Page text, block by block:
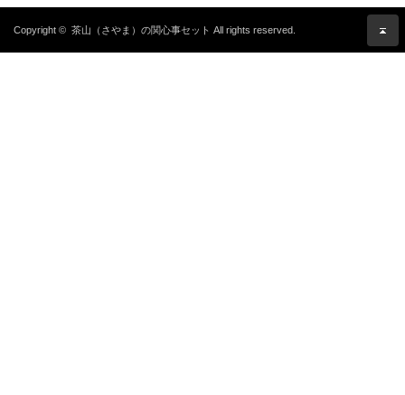
Copyright © 茶山（さやま）の関心事セット All rights reserved.